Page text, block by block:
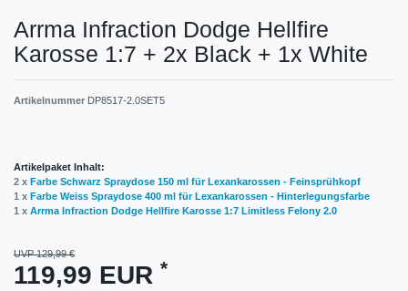
Arrma Infraction Dodge Hellfire
Karosse 1:7 + 2x Black + 1x White
Artikelnummer DP8517-2.0SET5
Artikelpaket Inhalt:
2 x Farbe Schwarz Spraydose 150 ml für Lexankarossen - Feinsprühkopf
1 x Farbe Weiss Spraydose 400 ml für Lexankarossen - Hinterlegungsfarbe
1 x Arrma Infraction Dodge Hellfire Karosse 1:7 Limitless Felony 2.0
UVP 129,99 €
119,99 EUR *